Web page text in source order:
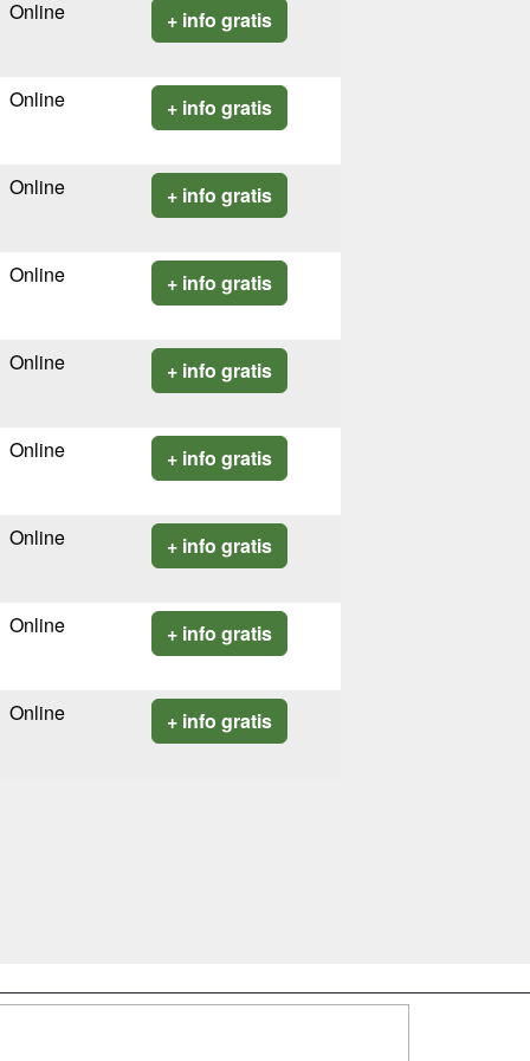
Online + info gratis
Online + info gratis
Online + info gratis
Online + info gratis
Online + info gratis
Online + info gratis
Online + info gratis
Online + info gratis
Online + info gratis